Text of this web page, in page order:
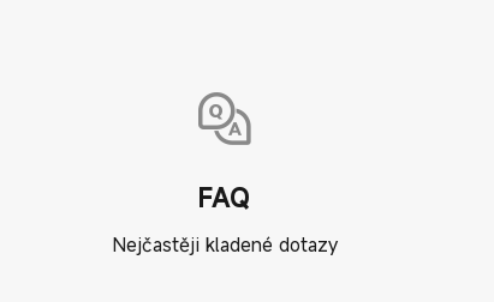
FAQ
Nejčastěji kladené dotazy